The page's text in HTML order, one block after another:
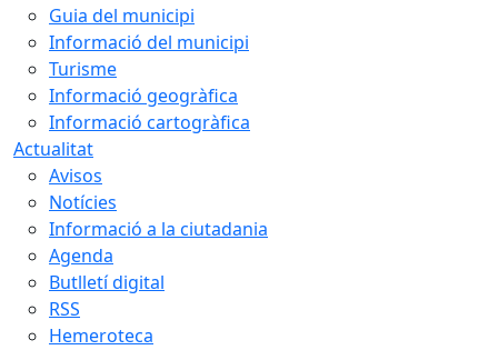
Guia del municipi
Informació del municipi
Turisme
Informació geogràfica
Informació cartogràfica
Actualitat
Avisos
Notícies
Informació a la ciutadania
Agenda
Butlletí digital
RSS
Hemeroteca